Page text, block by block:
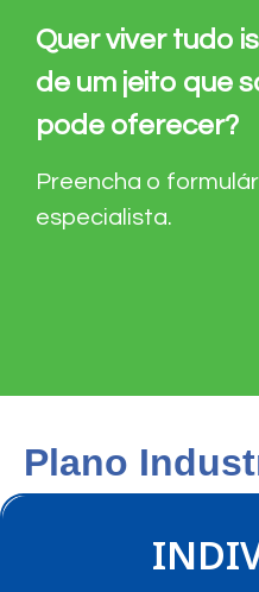
Quer viver tudo
de um jeito que
pode oferecer?
Preencha o
especialista.
Plano